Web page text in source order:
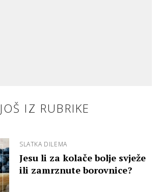
JOŠ IZ RUBRIKE
SLATKA DILEMA
Jesu li za kolače bolje svježe
ili zamrznute borovnice?